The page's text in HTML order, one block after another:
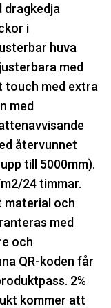
dragkedja
i
huva
med
touch med extra
med
återvunnet
till 5000mm).
24 timmar.
material och
med
och
QR-koden får
2%
kommer att